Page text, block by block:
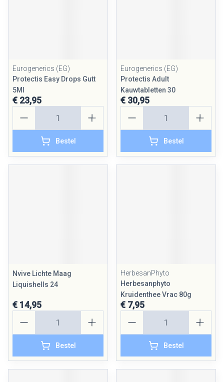
Eurogenerics (EG)
Protectis Easy Drops Gutt
5Ml
€ 23,95
Bestel
Eurogenerics (EG)
Protectis Adult
Kauwtabletten 30
€ 30,95
Bestel
Nvive Lichte Maag
Liquishells 24
€ 14,95
Bestel
HerbesanPhyto
Herbesanphyto
Kruidenthee Vrac 80g
€ 7,95
Bestel